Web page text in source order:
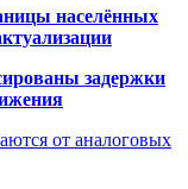
населённых
задержки
от аналоговых